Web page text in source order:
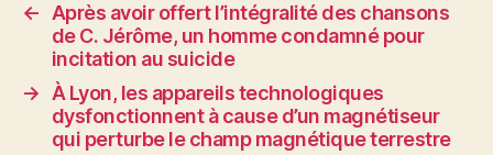
←
Après avoir offert l’intégralité des chansons
de C. Jérôme, un homme condamné pour
incitation au suicide
→
À Lyon, les appareils technologiques
dysfonctionnent à cause d’un magnétiseur
qui perturbe le champ magnétique terrestre